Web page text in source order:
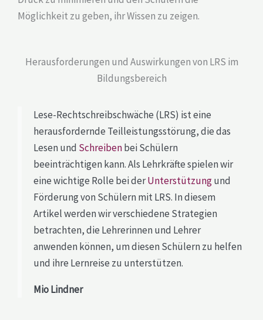
Möglichkeit zu geben, ihr Wissen zu zeigen.
Herausforderungen und Auswirkungen von LRS im
Bildungsbereich
Lese-Rechtschreibschwäche (LRS) ist eine
herausfordernde Teilleistungsstörung, die das
Lesen und Schreibenbei Schülern
beeinträchtigen kann. Als Lehrkräfte spielen wir
eine wichtige Rolle bei derUnterstützungund
Förderung von Schülern mit LRS. In diesem
Artikel werden wir verschiedene Strategien
betrachten, die Lehrerinnen und Lehrer
anwenden können, um diesen Schülern zu helfen
und ihre Lernreise zu unterstützen.
Mio Lindner